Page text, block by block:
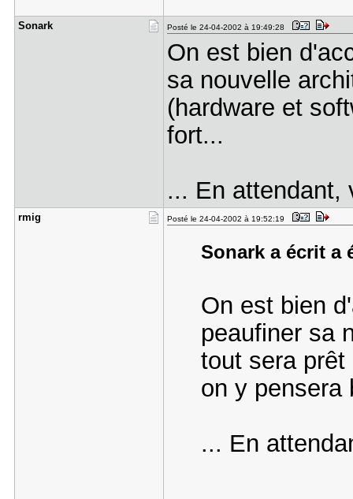
Sonark Posté le 24-04-2002 à 19:49:28
On est bien
sa nouvelle
(hardware et
fort...
... En
rmig Posté le 24-04-2002 à 19:52:19
Sonark a écrit a
On est bien
peaufiner sa
tout sera
on y pensera
... En